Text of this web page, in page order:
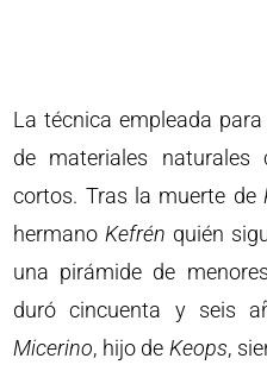
La técnica empleada
de materiales
cortos. Tras la muerte de
hermano Kefrén quién
una pirámide de
duró cincuenta y seis
Micerino, hijo de Keops,